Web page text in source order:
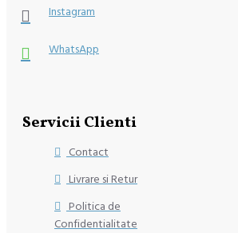
Instagram
WhatsApp
Servicii Clienti
Contact
Livrare si Retur
Politica de
Confidentialitate